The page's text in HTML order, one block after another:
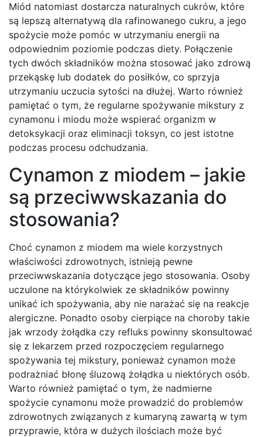
Miód natomiast dostarcza naturalnych cukrów, które
są lepszą alternatywą dla rafinowanego cukru, a jego
spożycie może pomóc w utrzymaniu energii na
odpowiednim poziomie podczas diety. Połączenie
tych dwóch składników można stosować jako zdrową
przekąskę lub dodatek do posiłków, co sprzyja
utrzymaniu uczucia sytości na dłużej. Warto również
pamiętać o tym, że regularne spożywanie mikstury z
cynamonu i miodu może wspierać organizm w
detoksykacji oraz eliminacji toksyn, co jest istotne
podczas procesu odchudzania.
Cynamon z miodem – jakie
są przeciwwskazania do
stosowania?
Choć cynamon z miodem ma wiele korzystnych
właściwości zdrowotnych, istnieją pewne
przeciwwskazania dotyczące jego stosowania. Osoby
uczulone na którykolwiek ze składników powinny
unikać ich spożywania, aby nie narażać się na reakcje
alergiczne. Ponadto osoby cierpiące na choroby takie
jak wrzody żołądka czy refluks powinny skonsultować
się z lekarzem przed rozpoczęciem regularnego
spożywania tej mikstury, ponieważ cynamon może
podrażniać błonę śluzową żołądka u niektórych osób.
Warto również pamiętać o tym, że nadmierne
spożycie cynamonu może prowadzić do problemów
zdrowotnych związanych z kumaryną zawartą w tym
przyprawie, która w dużych ilościach może być